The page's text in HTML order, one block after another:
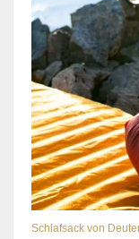
Schlafsack von